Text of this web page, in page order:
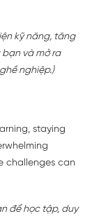
kỹ năng, tăng
và mở ra
nghiệp.)
staying
challenges can
để học tập, duy